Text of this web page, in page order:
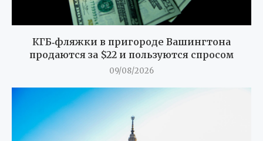
КГБ‑фляжки в пригороде Вашингтона
продаются за $22 и пользуются спросом
09/08/2026